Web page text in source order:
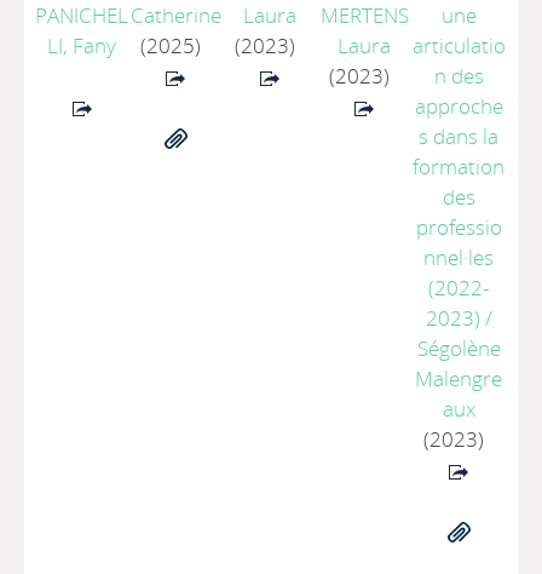
PANICHEL
LI, Fany
Catherine
(2025)
Laura
(2023)
MERTENS
Laura
(2023)
une
articulatio
n des
approche
s dans la
formation
des
professio
nnel·les
(2022-
2023) /
Ségolène
Malengre
aux
(2023)